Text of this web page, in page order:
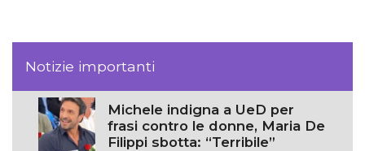
Notizie importanti
Michele indigna a UeD per
frasi contro le donne, Maria De
Filippi sbotta: “Terribile”